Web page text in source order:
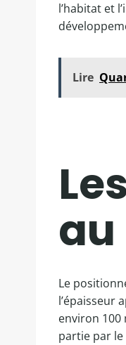
l’habitat et
Lire
au
Le
l’épaisseur
environ 100
partie par le